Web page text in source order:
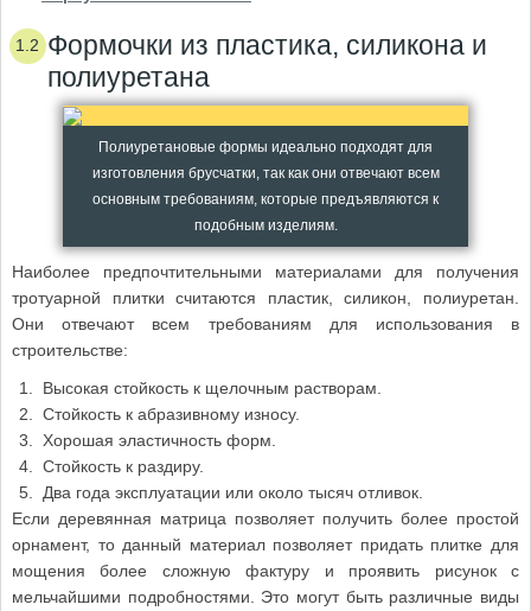
Формочки из пластика, силикона и
полиуретана
Полиуретановые формы идеально подходят для
изготовления брусчатки, так как они отвечают всем
основным требованиям, которые предъявляются к
подобным изделиям.
Наиболее предпочтительными материалами для получения
тротуарной плитки считаются пластик, силикон, полиуретан.
Они отвечают всем требованиям для использования в
строительстве:
Высокая стойкость к щелочным растворам.
Стойкость к абразивному износу.
Хорошая эластичность форм.
Стойкость к раздиру.
Два года эксплуатации или около тысяч отливок.
Если деревянная матрица позволяет получить более простой
орнамент, то данный материал позволяет придать плитке для
мощения более сложную фактуру и проявить рисунок с
мельчайшими подробностями. Это могут быть различные виды